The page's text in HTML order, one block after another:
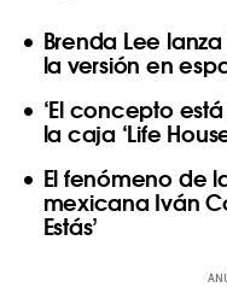
Brenda Lee
la versión en
‘El concepto
la caja ‘Life
El fenómeno de
mexicana Iván
Estás’